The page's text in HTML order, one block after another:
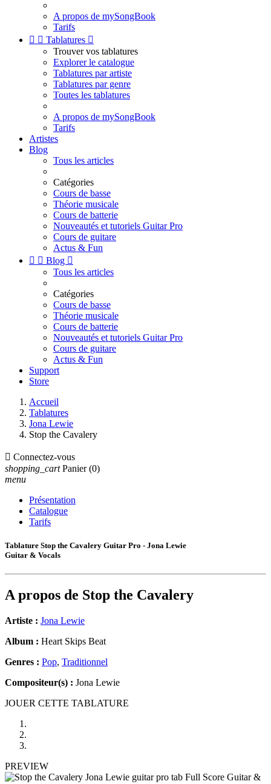
A propos de mySongBook
Tarifs
  Tablatures 
Trouver vos tablatures
Explorer le catalogue
Tablatures par artiste
Tablatures par genre
Toutes les tablatures
A propos de mySongBook
Tarifs
Artistes
Blog
Tous les articles
Catégories
Cours de basse
Théorie musicale
Cours de batterie
Nouveautés et tutoriels Guitar Pro
Cours de guitare
Actus & Fun
  Blog 
Tous les articles
Catégories
Cours de basse
Théorie musicale
Cours de batterie
Nouveautés et tutoriels Guitar Pro
Cours de guitare
Actus & Fun
Support
Store
Accueil
Tablatures
Jona Lewie
Stop the Cavalery
 Connectez-vous
shopping_cart Panier (0)
menu
Présentation
Catalogue
Tarifs
Tablature Stop the Cavalery Guitar Pro - Jona Lewie
Guitar & Vocals
A propos de Stop the Cavalery
Artiste : Jona Lewie
Album : Heart Skips Beat
Genres : Pop, Traditionnel
Compositeur(s) : Jona Lewie
JOUER CETTE TABLATURE
PREVIEW